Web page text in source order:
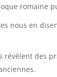
romaine
nous en
révèlent des